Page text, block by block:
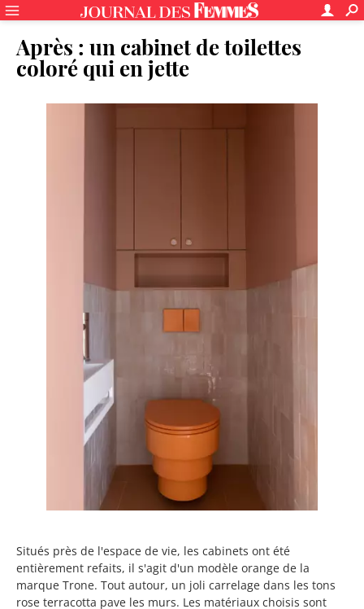
Après : un cabinet de toilettes
coloré qui en jette
Situés près de l'espace de vie, les cabinets ont été
entièrement refaits, il s'agit d'un modèle orange de la
marque Trone. Tout autour, un joli carrelage dans les tons
rose terracotta pave les murs. Les matériaux choisis sont